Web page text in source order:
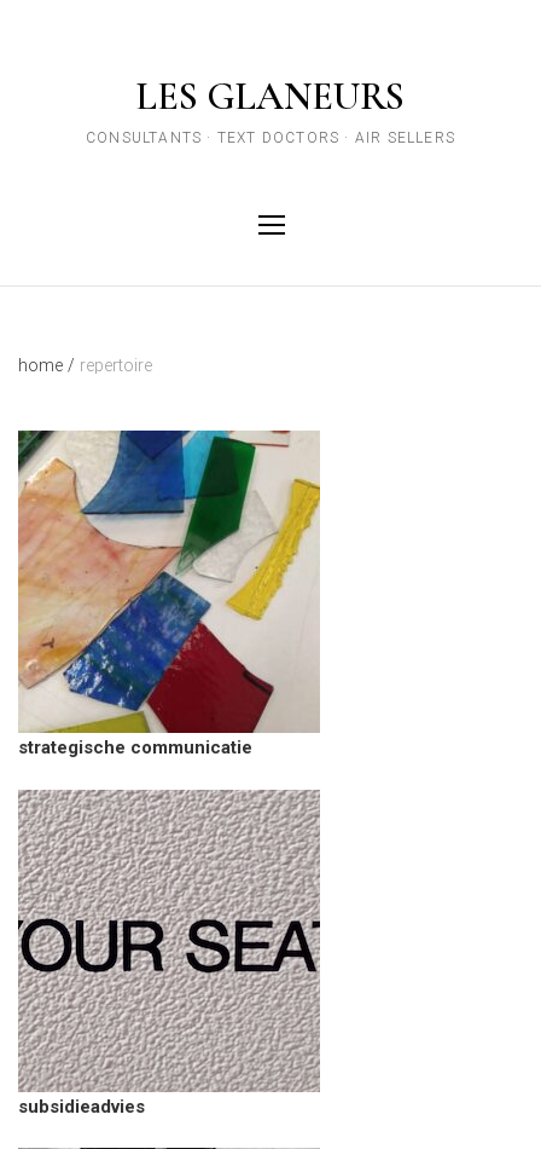
LES GLANEURS
CONSULTANTS · TEXT DOCTORS · AIR SELLERS
home / repertoire
strategische communicatie
subsidieadvies